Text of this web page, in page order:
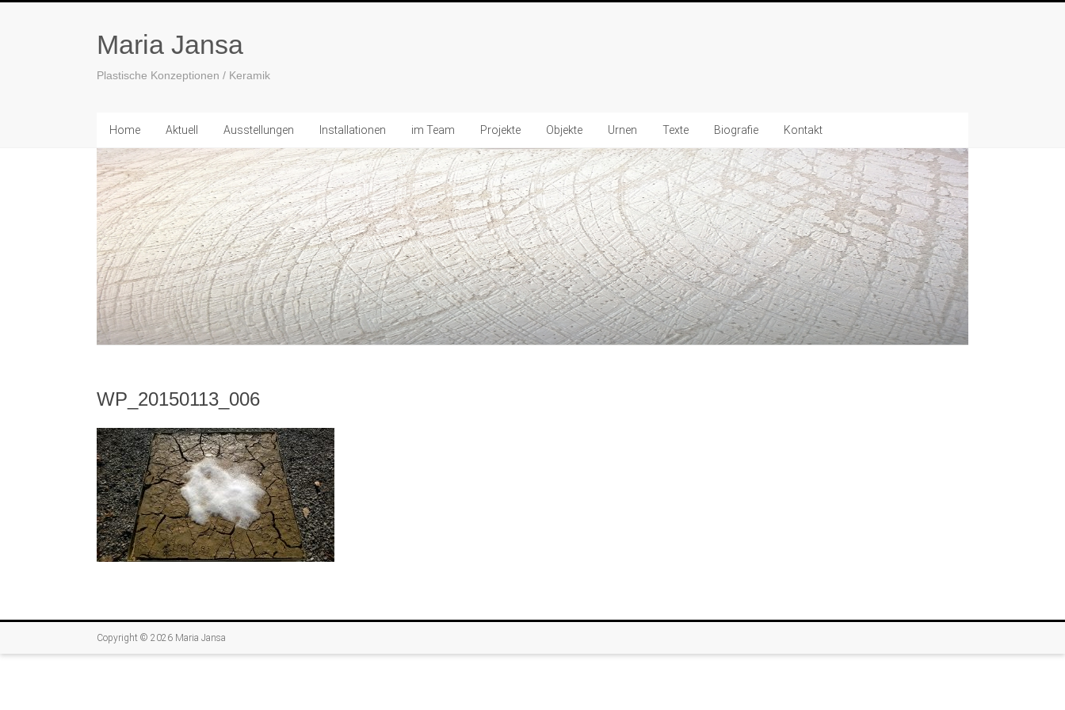
Maria Jansa
Plastische Konzeptionen / Keramik
Home Aktuell Ausstellungen Installationen im Team Projekte Objekte Urnen Texte Biografie Kontakt
WP_20150113_006
Copyright © 2026 Maria Jansa